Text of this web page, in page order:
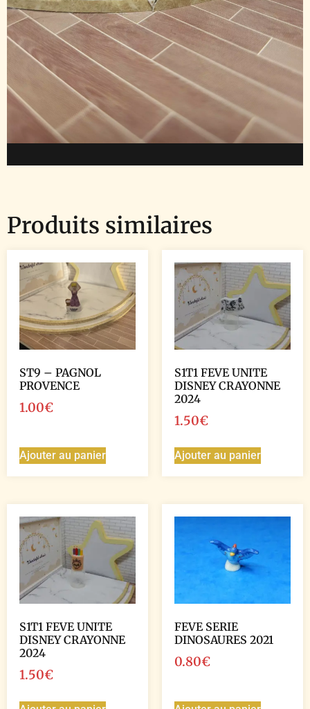
Produits similaires
ST9 – PAGNOL
PROVENCE
1.00€
Ajouter au panier
S1T1 FEVE UNITE
DISNEY CRAYONNE
2024
1.50€
Ajouter au panier
S1T1 FEVE UNITE
DISNEY CRAYONNE
2024
1.50€
FEVE SERIE
DINOSAURES 2021
0.80€